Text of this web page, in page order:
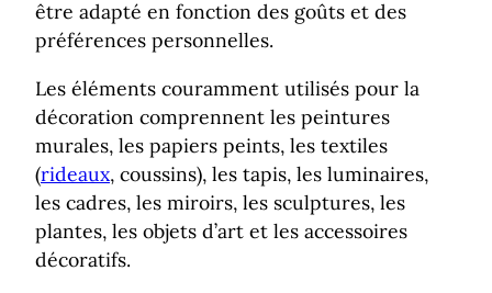
être adapté en fonction des goûts et des
préférences personnelles.
Les éléments couramment utilisés pour la
décoration comprennent les peintures
murales, les papiers peints, les textiles
(rideaux, coussins), les tapis, les luminaires,
les cadres, les miroirs, les sculptures, les
plantes, les objets d’art et les accessoires
décoratifs.